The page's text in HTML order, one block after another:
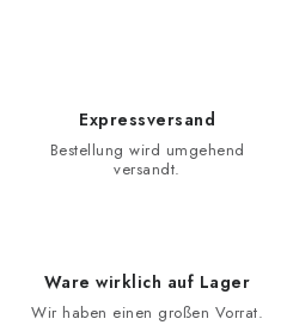
Expressversand
Bestellung wird umgehend
versandt.
Ware wirklich auf Lager
Wir haben einen großen Vorrat.